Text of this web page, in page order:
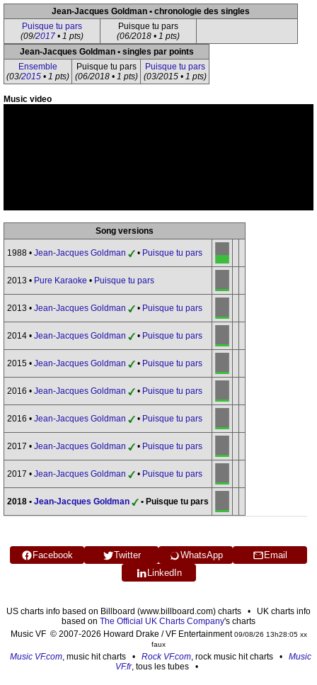
Jean-Jacques Goldman • chronologie des singles
Puisque tu pars
(09/2017 • 1 pts)
Puisque tu pars
(06/2018 • 1 pts)
Jean-Jacques Goldman • singles par points
Ensemble
(03/2015 • 1 pts)
Puisque tu pars
(06/2018 • 1 pts)
Puisque tu pars
(03/2015 • 1 pts)
Music video
Song versions
1988 • Jean-Jacques Goldman • Puisque tu pars
2013 • Pure Karaoke • Puisque tu pars
2013 • Jean-Jacques Goldman • Puisque tu pars
2014 • Jean-Jacques Goldman • Puisque tu pars
2015 • Jean-Jacques Goldman • Puisque tu pars
2016 • Jean-Jacques Goldman • Puisque tu pars
2016 • Jean-Jacques Goldman • Puisque tu pars
2017 • Jean-Jacques Goldman • Puisque tu pars
2017 • Jean-Jacques Goldman • Puisque tu pars
2018 • Jean-Jacques Goldman • Puisque tu pars
Facebook Twitter WhatsApp
Email
LinkedIn
US charts info based on Billboard (www.billboard.com) charts • UK charts info
based on The Official UK Charts Company's charts
Music VF © 2007-2026 Howard Drake / VF Entertainment09/08/26 13h28:05 xx
faux
Music VF.com, music hit charts • Rock VF.com, rock music hit charts • Music
VF.fr, tous les tubes •